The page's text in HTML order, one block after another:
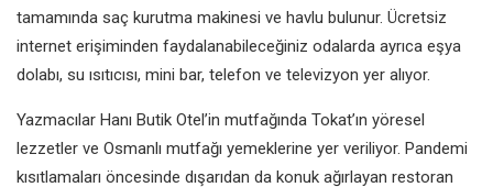
tamamında saç kurutma makinesi ve havlu bulunur. Ücretsiz
internet erişiminden faydalanabileceğiniz odalarda ayrıca eşya
dolabı, su ısıtıcısı, mini bar, telefon ve televizyon yer alıyor.
Yazmacılar Hanı Butik Otel’in mutfağında Tokat’ın yöresel
lezzetler ve Osmanlı mutfağı yemeklerine yer veriliyor. Pandemi
kısıtlamaları öncesinde dışarıdan da konuk ağırlayan restoran